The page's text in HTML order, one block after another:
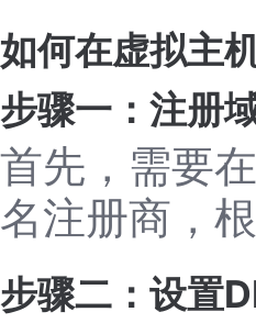
如何在虚拟主
步骤一：注册
首先，需要
名注册商，
步骤二：设置